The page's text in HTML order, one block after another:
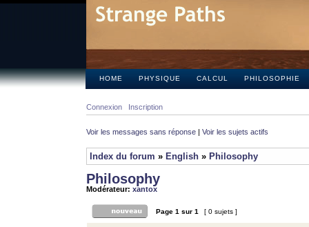
HOME PHYSIQUE CALCUL PHILOSOPHIE
Connexion Inscription
Voir les messages sans réponse | Voir les sujets actifs
Index du forum » English » Philosophy
Philosophy
Modérateur: xantox
Page 1 sur 1 [ 0 sujets ]